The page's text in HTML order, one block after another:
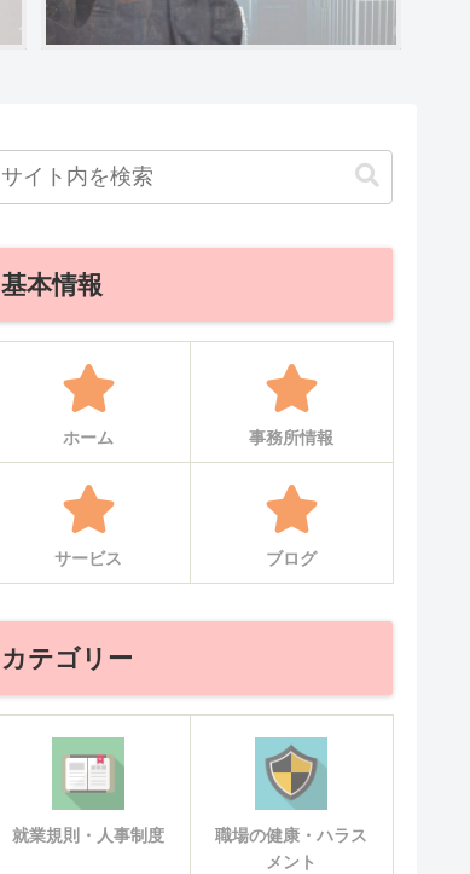
基本情報
ホーム 事務所情報
サービス ブログ
カテゴリー
就業規則・人事制度
職場の健康・ハラス
メント